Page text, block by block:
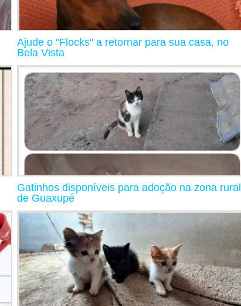
Ajude o "Flocks" a retornar para sua casa, no
Bela Vista
Gatinhos disponíveis para adoção na zona rural
de Guaxupé